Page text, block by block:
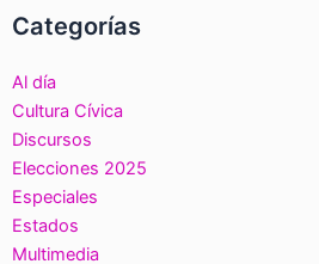
Categorías
Al día
Cultura Cívica
Discursos
Elecciones 2025
Especiales
Estados
Multimedia